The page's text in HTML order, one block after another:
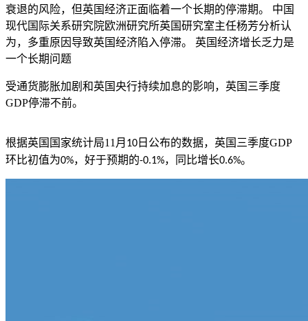
衰退的风险，但英国经济正面临着一个长期的停滞期。 中国
现代国际关系研究院欧洲研究所英国研究室主任杨芳分析认
为，多重原因导致英国经济陷入停滞。 英国经济增长乏力是
一个长期问题
受通货膨胀加剧和英国央行持续加息的影响，英国三季度
GDP停滞不前。
根据英国国家统计局11月 10 日公布的数据， 英国三季度GDP
环比初值为0%，好于预期的-0.1%，同比增长0.6%。